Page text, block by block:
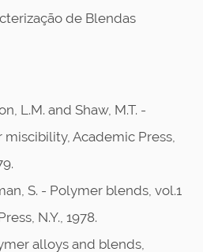
de Blendas
L.M. and Shaw, M.T. -
Academic Press,
S. - Polymer blends, vol.1
N.Y., 1978.
alloys and blends,